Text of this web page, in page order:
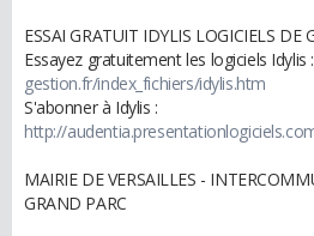
ESSAI GRATUIT IDYLIS LOGICIELS DE
Essayez gratuitement les logiciels Idylis :
gestion.fr/index_fichiers/idylis.htm
S'abonner à Idylis :
http://
MAIRIE DE VERSAILLES -
GRAND PARC